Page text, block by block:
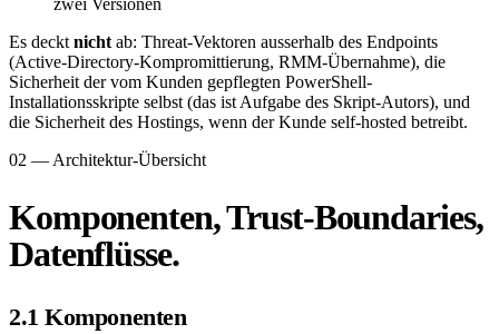
Es deckt nicht ab: Threat-Vektoren ausserhalb des Endpoints
(Active-Directory-Kompromittierung, RMM-Übernahme), die
Sicherheit der vom Kunden gepflegten PowerShell-
Installationsskripte selbst (das ist Aufgabe des Skript-Autors), und
die Sicherheit des Hostings, wenn der Kunde self-hosted betreibt.
02 — Architektur-Übersicht
Komponenten, Trust-Boundaries,
Datenflüsse.
2.1 Komponenten